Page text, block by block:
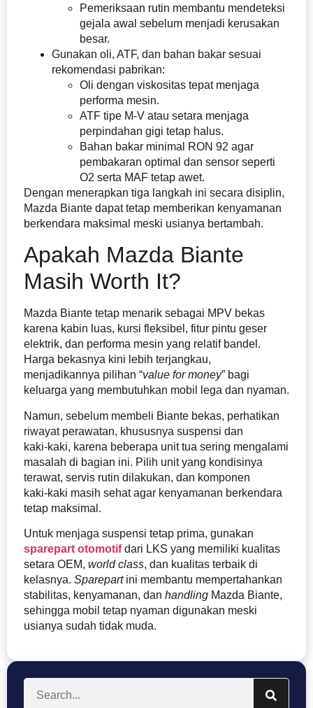
Pemeriksaan rutin membantu mendeteksi
gejala awal sebelum menjadi kerusakan
besar.
Gunakan oli, ATF, dan bahan bakar sesuai
rekomendasi pabrikan:
Oli dengan viskositas tepat menjaga
performa mesin.
ATF tipe M-V atau setara menjaga
perpindahan gigi tetap halus.
Bahan bakar minimal RON 92 agar
pembakaran optimal dan sensor seperti
O2 serta MAF tetap awet.
Dengan menerapkan tiga langkah ini secara disiplin,
Mazda Biante dapat tetap memberikan kenyamanan
berkendara maksimal meski usianya bertambah.
Apakah Mazda Biante
Masih Worth It?
Mazda Biante tetap menarik sebagai MPV bekas
karena kabin luas, kursi fleksibel, fitur pintu geser
elektrik, dan performa mesin yang relatif bandel.
Harga bekasnya kini lebih terjangkau,
menjadikannya pilihan “value for money” bagi
keluarga yang membutuhkan mobil lega dan nyaman.
Namun, sebelum membeli Biante bekas, perhatikan
riwayat perawatan, khususnya suspensi dan
kaki‑kaki, karena beberapa unit tua sering mengalami
masalah di bagian ini. Pilih unit yang kondisinya
terawat, servis rutin dilakukan, dan komponen
kaki‑kaki masih sehat agar kenyamanan berkendara
tetap maksimal.
Untuk menjaga suspensi tetap prima, gunakan
sparepart otomotif dari LKS yang memiliki kualitas
setara OEM, world class, dan kualitas terbaik di
kelasnya. Sparepart ini membantu mempertahankan
stabilitas, kenyamanan, dan handling Mazda Biante,
sehingga mobil tetap nyaman digunakan meski
usianya sudah tidak muda.